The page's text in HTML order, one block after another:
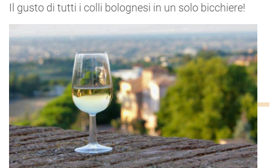
Il gusto di tutti i colli bolognesi in un solo bicchiere!